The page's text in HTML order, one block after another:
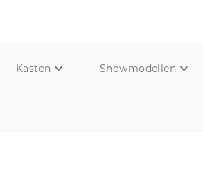
Kasten Showmodellen